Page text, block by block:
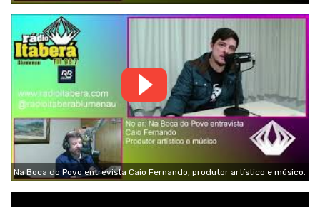
Na Boca do Povo entrevista Caio Fernando, produtor artístico e músico.